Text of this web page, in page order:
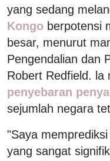
yang sedang
Kongo berpotensi
besar, menurut
Pengendalian dan
Robert Redfield. la
penyebaran
sejumlah negara
"Saya
yang sangat